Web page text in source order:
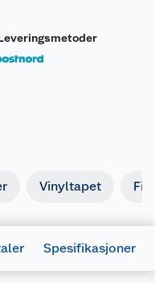
Vinyltapet
Spesifikasjoner